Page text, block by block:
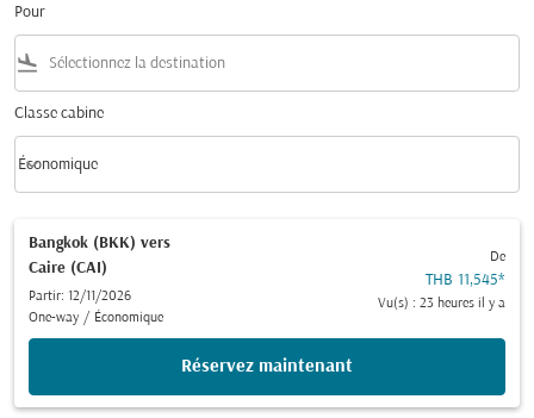
Pour
flight_land
Classe cabine
Classe cabine option Économique Selected
Économique
keyboard_arrow_down
Bangkok (BKK) vers
Caire (CAI)
Partir: 12/11/2026
One-way / Économique
De
THB 11,545*
Vu(s) : 23 heures il y a
Réservez maintenant